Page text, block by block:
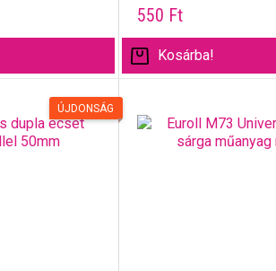
550 Ft
Kosárba!
ÚJDONSÁG